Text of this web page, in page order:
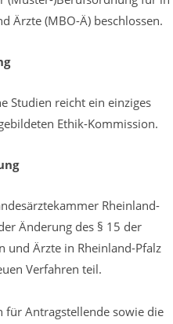
Ärzte (MBO-Ä) beschlossen.
Studien reicht ein einziges
Ethik-Kommission.
Rheinland-
Änderung des § 15 der
und Ärzte in Rheinland-Pfalz
Verfahren teil.
für Antragstellende sowie die